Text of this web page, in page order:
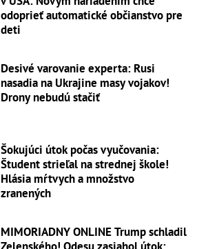
odoprieť automatické občianstvo pre
deti
Desivé varovanie experta: Rusi
nasadia na Ukrajine masy vojakov!
Drony nebudú stačiť
Šokujúci útok počas vyučovania:
Študent strieľal na strednej škole!
Hlásia mŕtvych a množstvo
zranených
MIMORIADNY ONLINE Trump schladil